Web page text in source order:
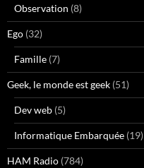
Observation (8)
Ego (32)
Famille (7)
Geek, le monde est geek (51)
Dev web (5)
Informatique Embarquée (19)
HAM Radio (784)